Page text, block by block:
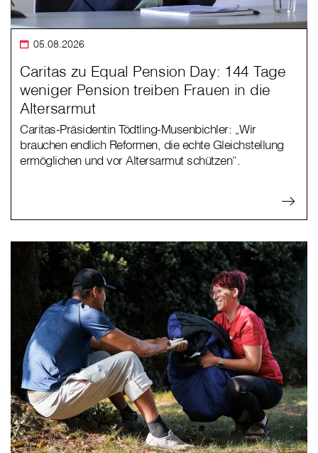
05.08.2026
Caritas zu Equal Pension Day: 144 Tage
weniger Pension treiben Frauen in die
Altersarmut
Caritas-Präsidentin Tödtling-Musenbichler: „Wir
brauchen endlich Reformen, die echte Gleichstellung
ermöglichen und vor Altersarmut schützen“.